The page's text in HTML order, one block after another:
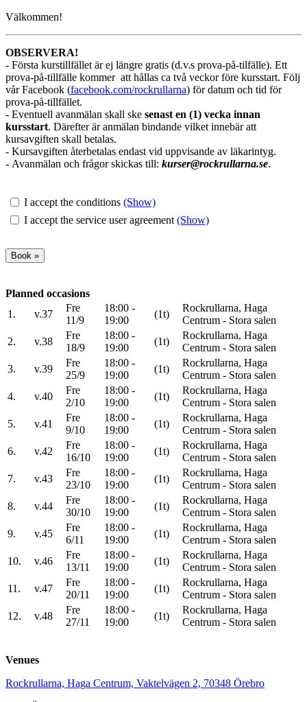
Välkommen!
OBSERVERA!
- Första kurstillfället är ej längre gratis (d.v.s prova-på-tilfälle). Ett
prova-på-tillfälle kommer att hållas ca två veckor före kursstart. Följ
vår Facebook (facebook.com/rockrullarna) för datum och tid för
prova-på-tillfället.
- Eventuell avanmälan skall ske senast en (1) vecka innan
kursstart. Därefter är anmälan bindande vilket innebär att
kursavgiften skall betalas.
- Kursavgiften återbetalas endast vid uppvisande av läkarintyg.
- Avanmälan och frågor skickas till: kurser@rockrullarna.se.
I accept the conditions (Show)
I accept the service user agreement (Show)
Planned occasions
1.
v.37
Fre
11/9
18:00 -
19:00
(1t)
Rockrullarna, Haga
Centrum - Stora salen
2.
v.38
Fre
18/9
18:00 -
19:00
(1t)
Rockrullarna, Haga
Centrum - Stora salen
3.
v.39
Fre
25/9
18:00 -
19:00
(1t)
Rockrullarna, Haga
Centrum - Stora salen
4.
v.40
Fre
2/10
18:00 -
19:00
(1t)
Rockrullarna, Haga
Centrum - Stora salen
5.
v.41
Fre
9/10
18:00 -
19:00
(1t)
Rockrullarna, Haga
Centrum - Stora salen
6.
v.42
Fre
16/10
18:00 -
19:00
(1t)
Rockrullarna, Haga
Centrum - Stora salen
7.
v.43
Fre
23/10
18:00 -
19:00
(1t)
Rockrullarna, Haga
Centrum - Stora salen
8.
v.44
Fre
30/10
18:00 -
19:00
(1t)
Rockrullarna, Haga
Centrum - Stora salen
9.
v.45
Fre
6/11
18:00 -
19:00
(1t)
Rockrullarna, Haga
Centrum - Stora salen
10.
v.46
Fre
13/11
18:00 -
19:00
(1t)
Rockrullarna, Haga
Centrum - Stora salen
11.
v.47
Fre
20/11
18:00 -
19:00
(1t)
Rockrullarna, Haga
Centrum - Stora salen
12.
v.48
Fre
27/11
18:00 -
19:00
(1t)
Rockrullarna, Haga
Centrum - Stora salen
Venues
Rockrullarna, Haga Centrum, Vaktelvägen 2, 70348 Örebro